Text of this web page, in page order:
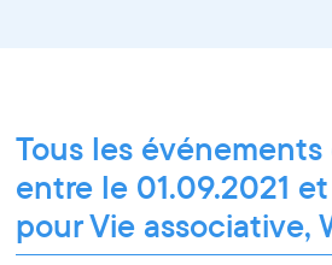
Tous les
entre le 01.09.2021
pour Vie associative,